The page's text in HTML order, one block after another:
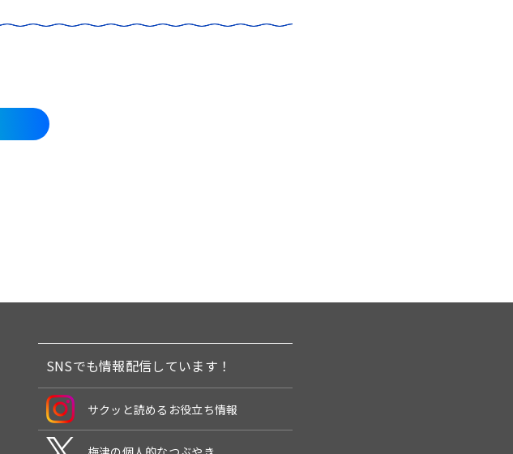
SNSでも情報配信しています！
サクッと読めるお役立ち情報